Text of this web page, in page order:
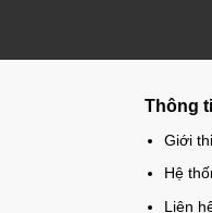
Thông
Giới
Hệ
Liên